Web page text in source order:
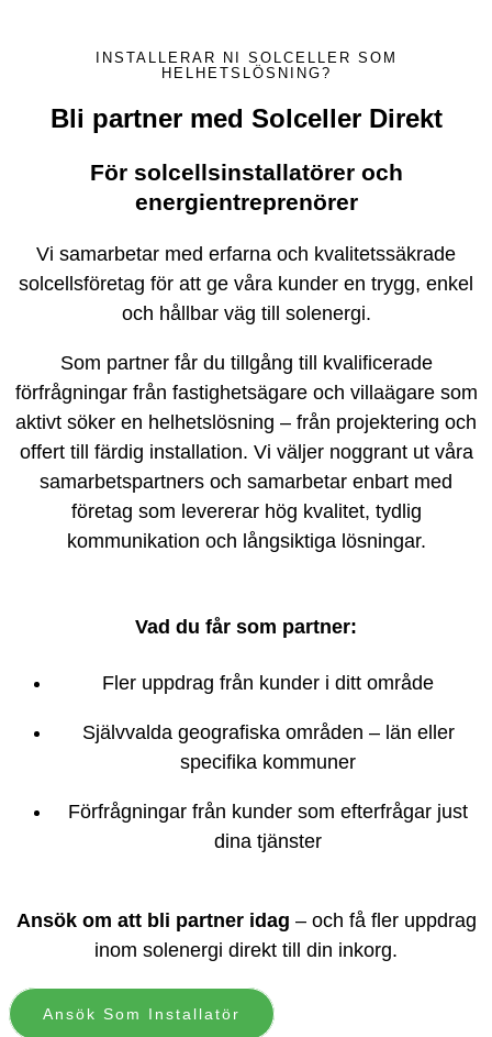
INSTALLERAR NI SOLCELLER SOM
HELHETSLÖSNING?
Bli partner med Solceller Direkt
För solcellsinstallatörer och
energientreprenörer
Vi samarbetar med erfarna och kvalitetssäkrade
solcellsföretag för att ge våra kunder en trygg, enkel
och hållbar väg till solenergi.
Som partner får du tillgång till kvalificerade
förfrågningar från fastighetsägare och villaägare som
aktivt söker en helhetslösning – från projektering och
offert till färdig installation. Vi väljer noggrant ut våra
samarbetspartners och samarbetar enbart med
företag som levererar hög kvalitet, tydlig
kommunikation och långsiktiga lösningar.
Vad du får som partner:
Fler uppdrag från kunder i ditt område
Självvalda geografiska områden – län eller
specifika kommuner
Förfrågningar från kunder som efterfrågar just
dina tjänster
Ansök om att bli partner idag – och få fler uppdrag
inom solenergi direkt till din inkorg.
Ansök Som Installatör